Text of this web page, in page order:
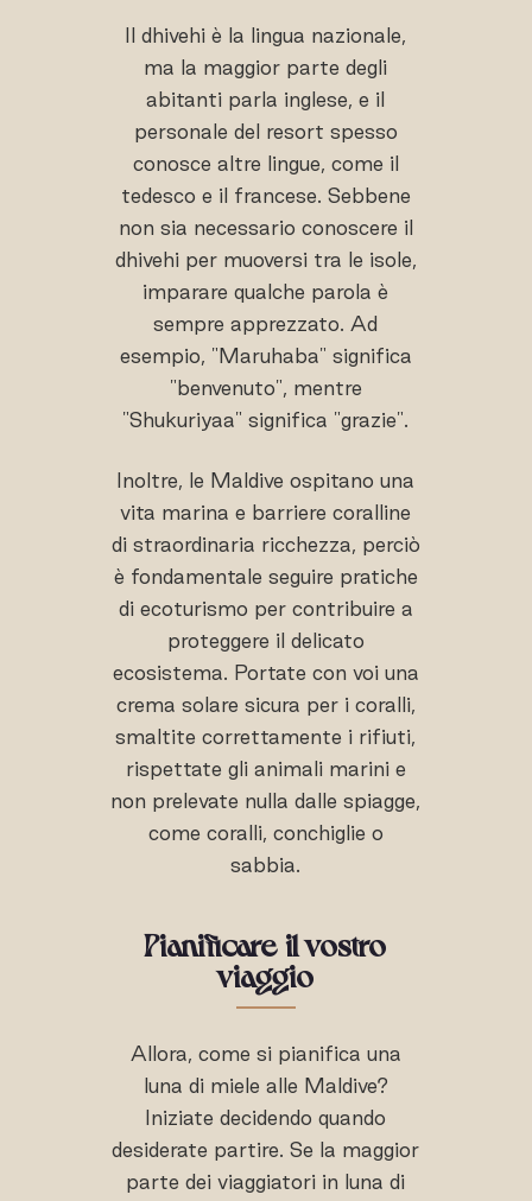
Il dhivehi è la lingua nazionale,
ma la maggior parte degli
abitanti parla inglese, e il
personale del resort spesso
conosce altre lingue, come il
tedesco e il francese. Sebbene
non sia necessario conoscere il
dhivehi per muoversi tra le isole,
imparare qualche parola è
sempre apprezzato. Ad
esempio, "Maruhaba" significa
"benvenuto", mentre
"Shukuriyaa" significa "grazie".
Inoltre, le Maldive ospitano una
vita marina e barriere coralline
di straordinaria ricchezza, perciò
è fondamentale seguire pratiche
di ecoturismo per contribuire a
proteggere il delicato
ecosistema. Portate con voi una
crema solare sicura per i coralli,
smaltite correttamente i rifiuti,
rispettate gli animali marini e
non prelevate nulla dalle spiagge,
come coralli, conchiglie o
sabbia.
Pianificare il vostro
viaggio
Allora, come si pianifica una
luna di miele alle Maldive?
Iniziate decidendo quando
desiderate partire. Se la maggior
parte dei viaggiatori in luna di